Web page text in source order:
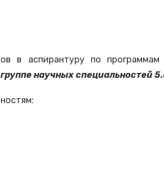
в аспирантуру по
научных специальностей